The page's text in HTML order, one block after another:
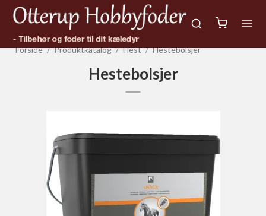
Forside / Produktkatalog / Hest / Hestebolsjer
Hestebolsjer